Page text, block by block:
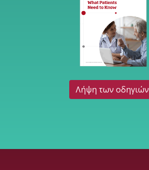
Λήψη των οδηγιών